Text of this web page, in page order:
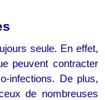
seule. En effet,
peuvent contracter
infections. De plus,
de nombreuses